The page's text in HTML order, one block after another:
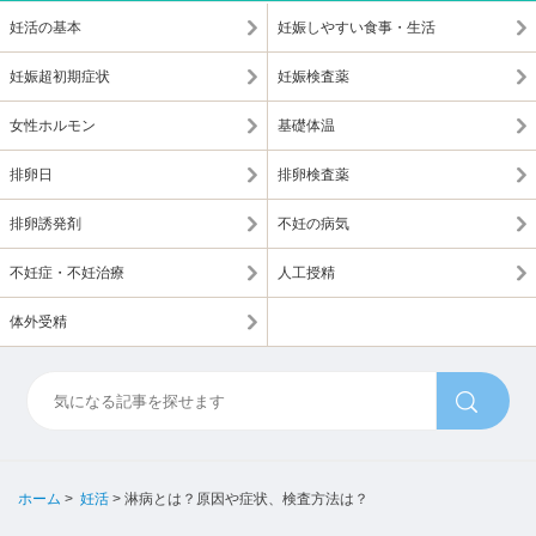
妊活の基本 妊娠しやすい食事・生活
妊娠超初期症状 妊娠検査薬
女性ホルモン 基礎体温
排卵日 排卵検査薬
排卵誘発剤 不妊の病気
不妊症・不妊治療 人工授精
体外受精
ホーム > 妊活 > 淋病とは？原因や症状、検査方法は？